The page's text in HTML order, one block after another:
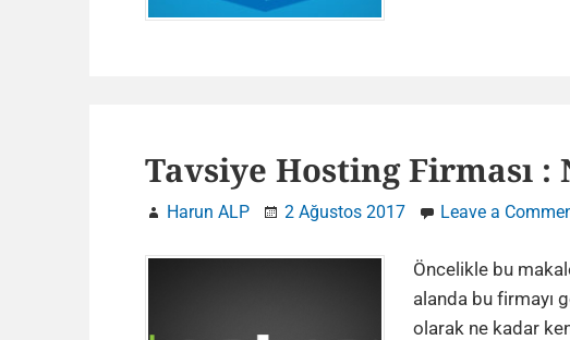
Tavsiye Hosting Firması
Harun ALP 2 Ağustos 2017 Leave a
Öncelikle bu
alanda bu firmayı
olarak ne kadar